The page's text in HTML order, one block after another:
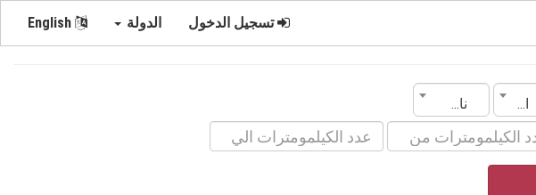
تسجيل الدخول الدولة
الموديل ناقل الحركة